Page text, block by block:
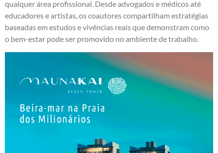
qualquer área profissional. Desde advogados e médicos até
educadores e artistas, os coautores compartilham estratégias
baseadas em estudos e vivências reais que demonstram como
o bem-estar pode ser promovido no ambiente de trabalho.